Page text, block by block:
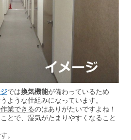
では換気機能が備わっているため
ような仕組みになっています。
業できるのはありがたいですよね！
とで、湿気がたまりやすくなること
。